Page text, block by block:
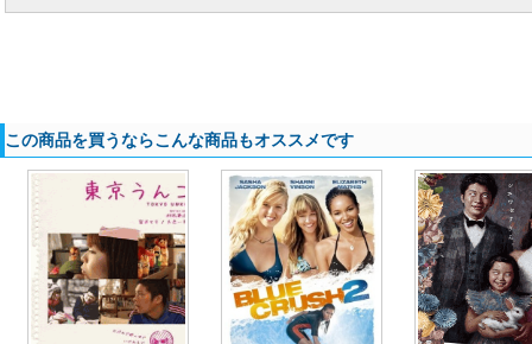
この商品を買うならこんな商品もオススメです